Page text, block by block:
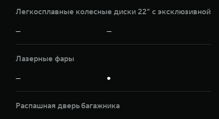
Легкосплавные колесные диски 22” c эксклюзивной
— —
Лазерные фары
— ●
Распашная дверь багажника